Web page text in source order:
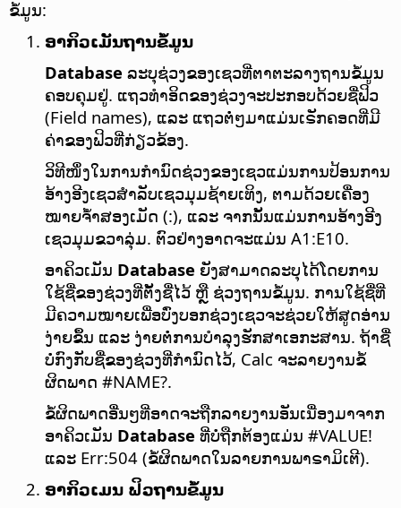
ຂໍ້ມູນ:
ອາກິວເມັນຖານຂໍ້ມູນ
Database ລະບຸຊ່ວງຂອງເຊວທີ່ຕາຕະລາງຖານຂໍ້ມູນ
ຄອບຄຸມຢູ່. ແຖວທຳອິດຂອງຊ່ວງຈະປະກອບດ້ວຍຊື່ຟິວ
(Field names), ແລະ ແຖວຕໍ່ໆມາແມ່ນເຣັກຄອດທີ່ມີ
ຄ່າຂອງຟິວທີ່ກ່ຽວຂ້ອງ.
ວິທີໜຶ່ງໃນການກຳນົດຊ່ວງຂອງເຊວແມ່ນການປ້ອນການ
ອ້າງອີງເຊວສຳລັບເຊວມຸມຊ້າຍເທິງ, ຕາມດ້ວຍເຄື່ອງ
ໝາຍຈ້ຳສອງເມັດ (:), ແລະ ຈາກນັ້ນແມ່ນການອ້າງອີງ
ເຊວມຸມຂວາລຸ່ມ. ຕົວຢ່າງອາດຈະແມ່ນ A1:E10.
ອາຄິວເມັນ Database ຍັງສາມາດລະບຸໄດ້ໂດຍການ
ໃຊ້ຊື່ຂອງຊ່ວງທີ່ຕັ້ງຊື່ໄວ້ ຫຼື ຊ່ວງຖານຂໍ້ມູນ. ການໃຊ້ຊື່ທີ່
ມີຄວາມໝາຍເພື່ອບົ່ງບອກຊ່ວງເຊວຈະຊ່ວຍໃຫ້ສູດອ່ານ
ງ່າຍຂຶ້ນ ແລະ ງ່າຍຕໍ່ການບຳລຸງຮັກສາເອກະສານ. ຖ້າຊື່
ບໍ່ກົງກັບຊື່ຂອງຊ່ວງທີ່ກຳນົດໄວ້, Calc ຈະລາຍງານຂໍ້
ຜິດພາດ #NAME?.
ຂໍ້ຜິດພາດອື່ນໆທີ່ອາດຈະຖືກລາຍງານອັນເນື່ອງມາຈາກ
ອາຄິວເມັນ Database ທີ່ບໍ່ຖືກຕ້ອງແມ່ນ #VALUE!
ແລະ Err:504 (ຂໍ້ຜິດພາດໃນລາຍການພາຣາມິເຕີ).
ອາກິວເມນ ຟິວຖານຂໍ້ມູນ